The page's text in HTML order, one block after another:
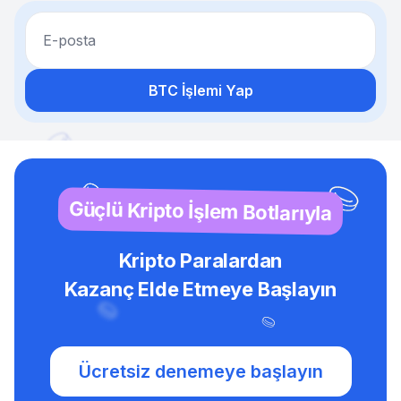
E-posta
BTC İşlemi Yap
Güçlü Kripto İşlem Botlarıyla
Kripto Paralardan
Kazanç Elde Etmeye Başlayın
Ücretsiz denemeye başlayın